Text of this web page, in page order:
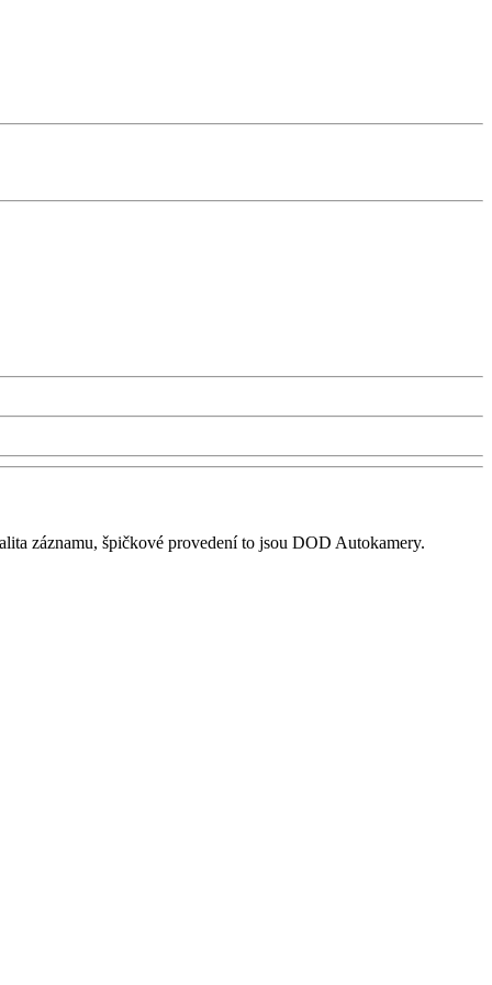
záznamu, špičkové provedení to jsou DOD Autokamery.